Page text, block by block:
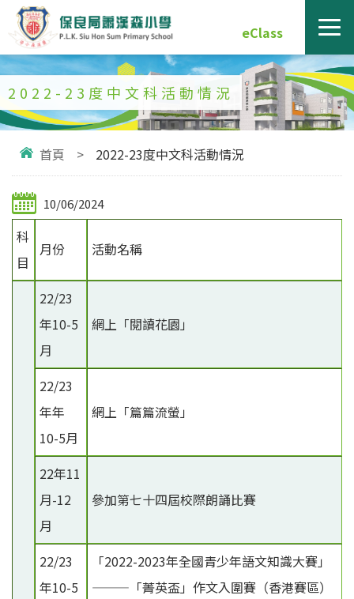
eClass
2022-23度中文科活動情況
首頁 > 2022-23度中文科活動情況
10/06/2024
科
目
月份 活動名稱
22/23
年10-5
月
網上「閱讀花園」
22/23
年年
10-5月
網上「篇篇流螢」
22年11
月-12
月
參加第七十四屆校際朗誦比賽
22/23
年10-5
「2022-2023年全國青少年語文知識大賽」
———「菁英盃」作文入圍賽（香港賽區）